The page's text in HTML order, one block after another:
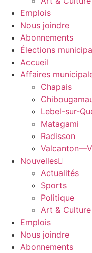
Emplois
Nous joindre
Abonnements
Élections
Accueil
Affaires
Chapais
Lebel-sur-
Matagami
Radisson
Nouvelles
Actualités
Sports
Politique
Art & Culture
Emplois
Nous joindre
Abonnements